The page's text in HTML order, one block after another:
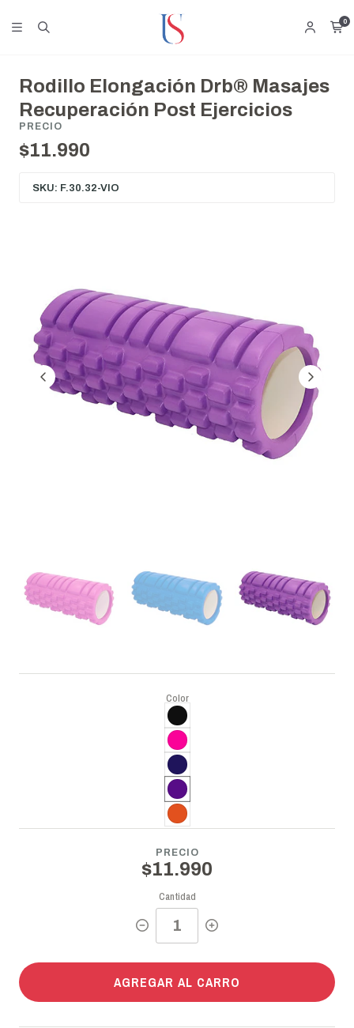
0
Rodillo Elongación Drb® Masajes
Recuperación Post Ejercicios
PRECIO
$11.990
SKU: F.30.32-VIO
Color
PRECIO
$11.990
Cantidad
AGREGAR AL CARRO